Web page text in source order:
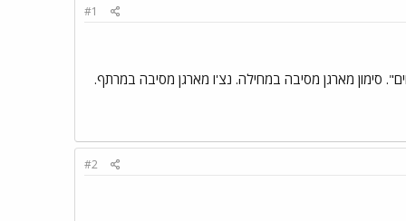
#1
סימון מארגן מסיבה במחילה. נצ'ו מארגן מסיבה במרתף.
#2